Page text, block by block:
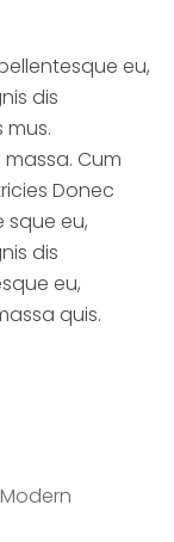
eu,
dis
Cum
Donec
sque eu,
dis
eu,
quis.
Modern